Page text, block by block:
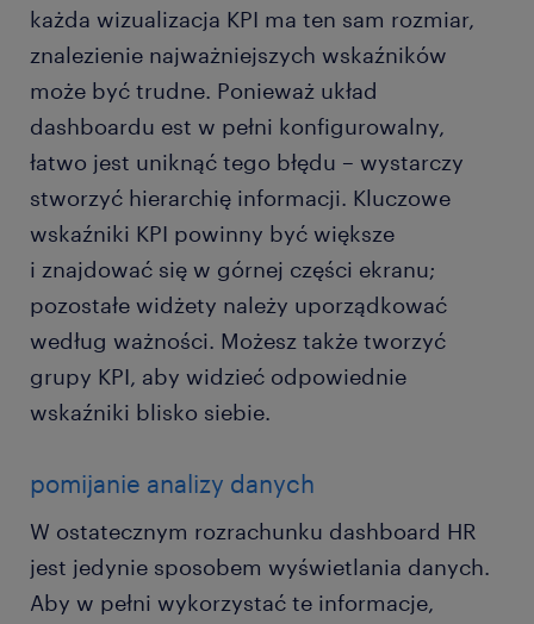
każda wizualizacja KPI ma ten sam rozmiar,
znalezienie najważniejszych wskaźników
może być trudne. Ponieważ układ
dashboardu est w pełni konfigurowalny,
łatwo jest uniknąć tego błędu – wystarczy
stworzyć hierarchię informacji. Kluczowe
wskaźniki KPI powinny być większe
i znajdować się w górnej części ekranu;
pozostałe widżety należy uporządkować
według ważności. Możesz także tworzyć
grupy KPI, aby widzieć odpowiednie
wskaźniki blisko siebie.
pomijanie analizy danych
W ostatecznym rozrachunku dashboard HR
jest jedynie sposobem wyświetlania danych.
Aby w pełni wykorzystać te informacje,